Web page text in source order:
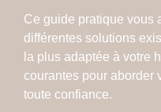
Ce guide pratique vous
différentes solutions
la plus adaptée à votre
courantes pour aborder
toute confiance.